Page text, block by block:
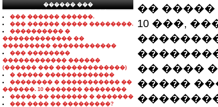
������ ���
���������������
��� ������ ������.
��� ������ ����� ��������.
���������� �
������������� ��
��������� ������������
��� ��������
������������ ������
(������ ��� �������������)
� ����� �������������
�������� � ����������� ��
������. 10 ������� ��������
����� �� ������� � �������
��� ���� �� ���������?
��
10 ���,
�� ����
�����